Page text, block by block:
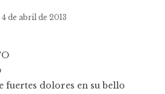
4 de abril de 2013
fuertes dolores en su bello